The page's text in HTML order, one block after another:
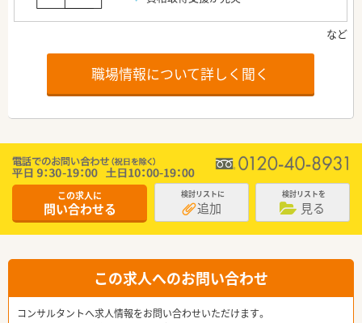
職場情報について詳しく聞く
この求人に
問い合わせる
検討リストに
追加
検討リストを
見る
この求人へのお問い合わせ
コンサルタントへ求人情報をお問い合わせいただけます。